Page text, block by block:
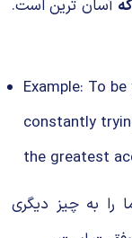
که آسان ‌ترین است.
Example: To
constantly
the greatest
را به چیز دیگری